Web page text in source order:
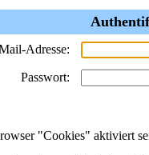
Adresse:
Passwort:
"Cookies" aktiviert